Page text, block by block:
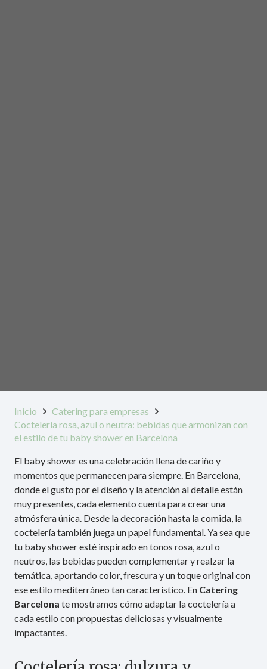
Inicio
Catering para empresas
Coctelería rosa, azul o neutra: bebidas que armonizan con
el estilo de tu baby shower en Barcelona
El baby shower es una celebración llena de cariño y
momentos que permanecen para siempre. En Barcelona,
donde el gusto por el diseño y la atención al detalle están
muy presentes, cada elemento cuenta para crear una
atmósfera única. Desde la decoración hasta la comida, la
coctelería también juega un papel fundamental. Ya sea que
tu baby shower esté inspirado en tonos rosa, azul o
neutros, las bebidas pueden complementar y realzar la
temática, aportando color, frescura y un toque original con
ese estilo mediterráneo tan característico. En Catering
Barcelona te mostramos cómo adaptar la coctelería a
cada estilo con propuestas deliciosas y visualmente
impactantes.